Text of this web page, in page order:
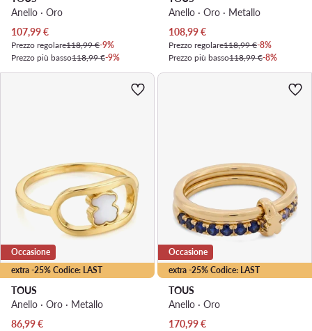
Anello · Oro
Prezzo attuale
107,99€
Prezzo regolare118,99 €-9%
Prezzo più basso118,99 €-9%
Anello · Oro · Metallo
Prezzo attuale
108,99€
Prezzo regolare118,99 €-8%
Prezzo più basso118,99 €-8%
extra -25% Codice: LAST
Occasione
TOUS
Anello · Oro · Metallo
Prezzo attuale
86,99€
extra -25% Codice: LAST
Occasione
TOUS
Anello · Oro
Prezzo attuale
170,99€